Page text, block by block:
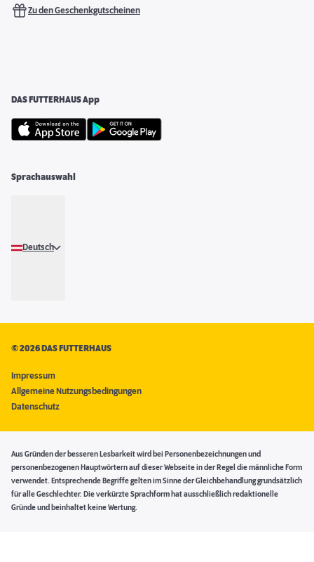
Zu den Geschenkgutscheinen
DAS FUTTERHAUS App
Sprachauswahl
Deutsch
©2026 DAS FUTTERHAUS
Impressum
Allgemeine Nutzungsbedingungen
Datenschutz
Aus Gründen der besseren Lesbarkeit wird bei Personenbezeichnungen und
personenbezogenen Hauptwörtern auf dieser Webseite in der Regel die männliche Form
verwendet. Entsprechende Begriffe gelten im Sinne der Gleichbehandlung grundsätzlich
für alle Geschlechter. Die verkürzte Sprachform hat ausschließlich redaktionelle
Gründe und beinhaltet keine Wertung.